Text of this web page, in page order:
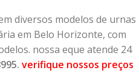
diversos modelos de urnas
em Belo Horizonte, com
nossa eque atende 24
verifique nossos preços